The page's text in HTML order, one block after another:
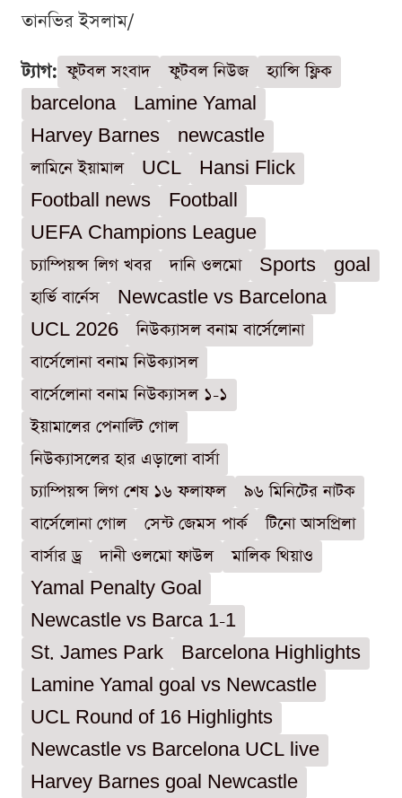
তানভির ইসলাম/
ট্যাগ: ফুটবল সংবাদ ফুটবল নিউজ
হ্যান্সি ফ্লিক
barcelona
Lamine Yamal
Harvey Barnes
newcastle
লামিনে ইয়ামাল
UCL
Hansi Flick
Football news
Football
UEFA Champions League
চ্যাম্পিয়ন্স লিগ খবর
দানি ওলমো Sports
goal
হার্ভি বার্নেস
Newcastle vs Barcelona
UCL 2026
নিউক্যাসল বনাম বার্সেলোনা
বার্সেলোনা বনাম নিউক্যাসল
বার্সেলোনা বনাম নিউক্যাসল ১-১
ইয়ামালের পেনাল্টি গোল
নিউক্যাসলের হার এড়ালো বার্সা
চ্যাম্পিয়ন্স লিগ শেষ ১৬ ফলাফল
৯৬ মিনিটের নাটক
বার্সেলোনা গোল
সেন্ট জেমস পার্ক
টিনো আসপ্রিলা
বার্সার ড্র
দানী ওলমো ফাউল
মালিক থিয়াও
Yamal Penalty Goal
Newcastle vs Barca 1-1
St. James Park
Barcelona Highlights
Lamine Yamal goal vs Newcastle
UCL Round of 16 Highlights
Newcastle vs Barcelona UCL live
Harvey Barnes goal Newcastle